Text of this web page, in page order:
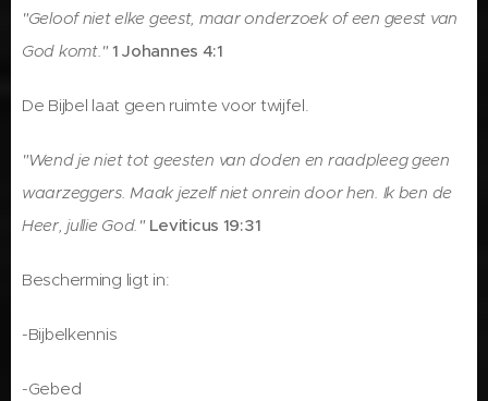
"Geloof niet elke geest, maar onderzoek of een geest van
God komt." 1 Johannes 4:1
De Bijbel laat geen ruimte voor twijfel.
"Wend je niet tot geesten van doden en raadpleeg geen
waarzeggers. Maak jezelf niet onrein door hen. Ik ben de
Heer, jullie God." Leviticus 19:31
Bescherming ligt in:
-Bijbelkennis
-Gebed